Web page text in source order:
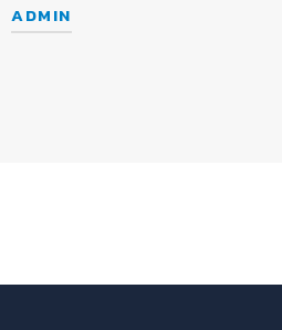
ADMIN